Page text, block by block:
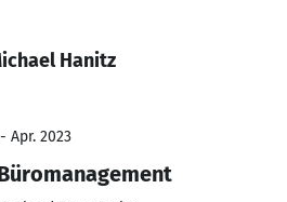
Hanitz
Apr. 2023